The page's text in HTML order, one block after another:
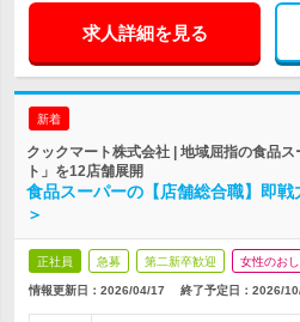
求人詳細を見る
新着
クックマート株式会社 | 地域屈指の食品
ト」を12店舗展開
食品スーパーの【店舗総合職】即戦
＞
正社員 急募 第二新卒歓迎 女性のお
情報更新日：2026/04/17 終了予定日： 2026/